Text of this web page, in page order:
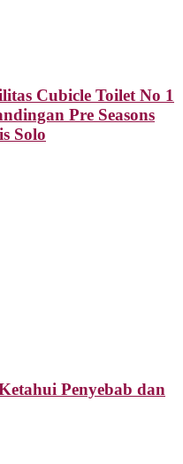
Cubicle Toilet No 1
Pre Seasons
Solo
Penyebab dan